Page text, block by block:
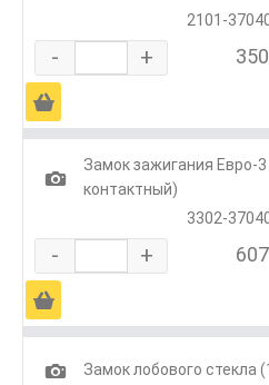
2101-
- +
Ä
1
Замок зажигания Евро-
контактный)
3302-
- +
Ä
1
Замок лобового стекла